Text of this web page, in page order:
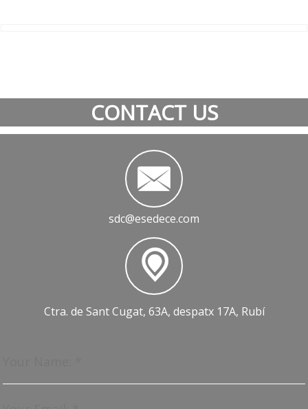
CONTACT US
sdc@esedece.com
Ctra. de Sant Cugat, 63A, despatx 17A, Rubí